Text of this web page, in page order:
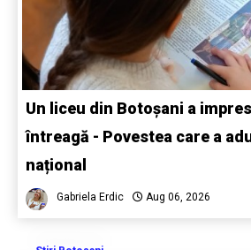
Un liceu din Botoșani a
întreagă - Povestea care a
național
Gabriela Erdic Aug 06, 2026